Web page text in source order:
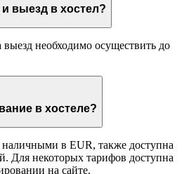
В какое время заезд и выезд в хостел?
выезд необходимо осуществить до
Как оплатить проживание в хостеле?
в EUR, также доступна
Для некоторых тарифов доступна
на сайте.